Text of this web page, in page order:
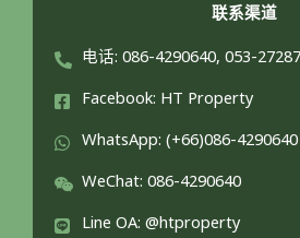
联系渠道
电话: 086-4290640, 053-
Facebook: HT Property
WhatsApp: (+66)086-4290640
WeChat: 086-4290640
Line OA: @htproperty